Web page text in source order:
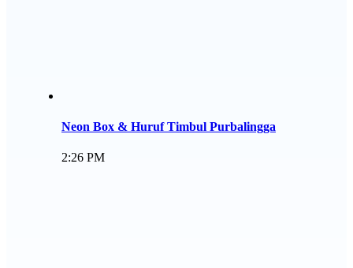
Neon Box & Huruf Timbul Purbalingga
2:26 PM